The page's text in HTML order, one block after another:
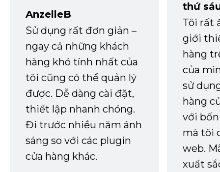
AnzelleB
Sử dụng rất đơn giản –
ngay cả những khách
hàng khó tính nhất của
tôi cũng có thể quản lý
được. Dễ dàng cài đặt,
thiết lập nhanh chóng.
Đi trước nhiều năm ánh
sáng so với các plugin
cửa hàng khác.
thứ
Tôi rất
giới
hàng
của
sử
hàng
với
mà tôi
web.
xuất